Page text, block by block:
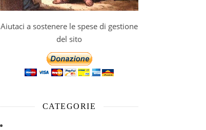
Aiutaci a sostenere le spese di gestione
del sito
CATEGORIE